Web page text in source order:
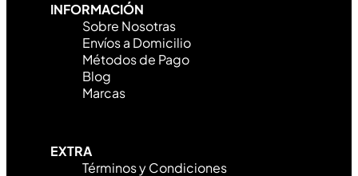
INFORMACIÓN
Sobre Nosotras
Envíos a Domicilio
Métodos de Pago
Blog
Marcas
EXTRA
Términos y Condiciones